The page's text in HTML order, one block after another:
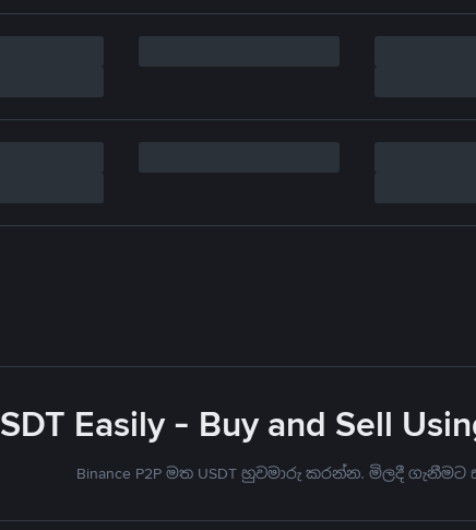
Easily - Buy and Sell
Binance P2P මත USDT හුවමාරු කරන්න. මිලදී